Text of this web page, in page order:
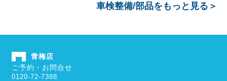
車検整備/部品をもっと見る＞
青梅店
ご予約・お問合せ
0120-72-7388